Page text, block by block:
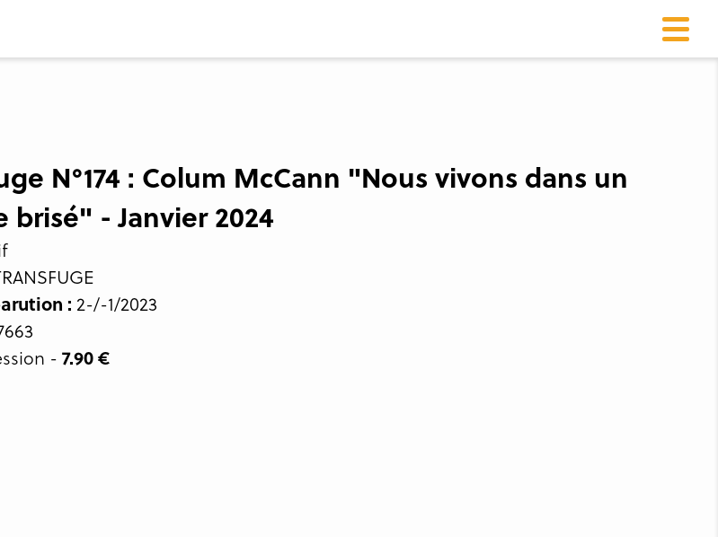
N°174 : Colum McCann "Nous vivons dans un
brisé" - Janvier 2024
: 2-/-1/2023
- 7.90 €